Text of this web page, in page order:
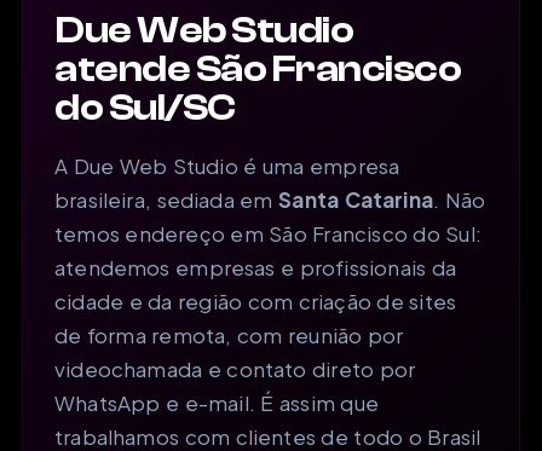
Due Web Studio
atende São Francisco
do Sul/SC
A Due Web Studio é uma empresa
brasileira, sediada emSanta Catarina. Não
temos endereço em São Francisco do Sul:
atendemos empresas e profissionais da
cidade e da região com criação de sites
de forma remota, com reunião por
videochamada e contato direto por
WhatsApp e e-mail. É assim que
trabalhamos com clientes de todo o Brasil